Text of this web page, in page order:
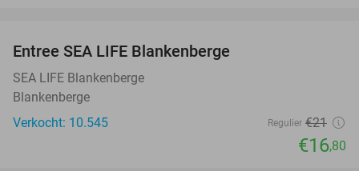
Entree SEA LIFE Blankenberge
SEA LIFE Blankenberge
Blankenberge
Verkocht: 10.545
Regulier €21
€16,80